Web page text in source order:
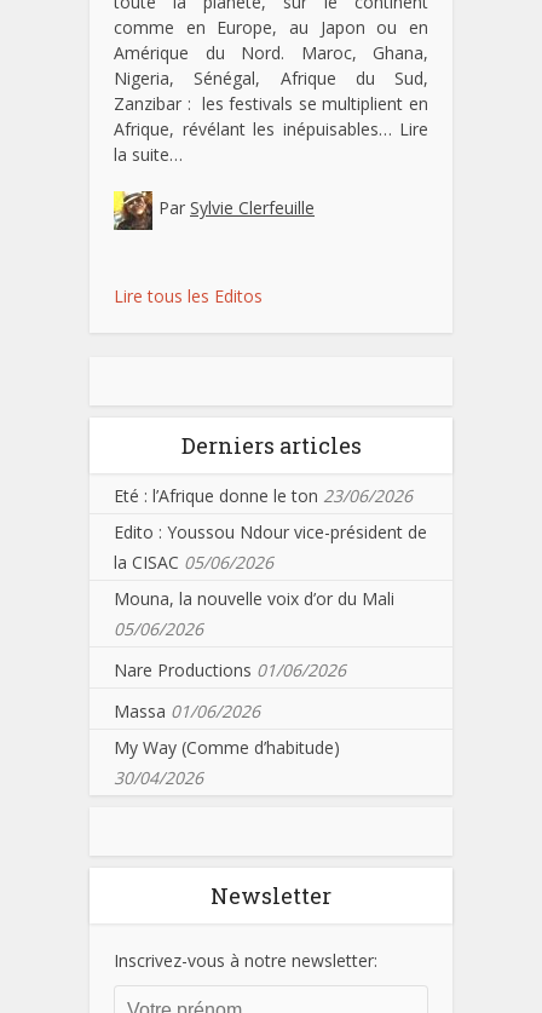
comme en Europe, au Japon ou en
Amérique du Nord. Maroc, Ghana,
Nigeria, Sénégal, Afrique du Sud,
Zanzibar : les festivals se multiplient en
Afrique, révélant les inépuisables… Lire
la suite…
Par Sylvie Clerfeuille
Lire tous les Editos
Derniers articles
Eté : l’Afrique donne le ton 23/06/2026
Edito : Youssou Ndour vice-président de
la CISAC 05/06/2026
Mouna, la nouvelle voix d’or du Mali
05/06/2026
Nare Productions 01/06/2026
Massa 01/06/2026
My Way (Comme d’habitude)
30/04/2026
Newsletter
Inscrivez-vous à notre newsletter: